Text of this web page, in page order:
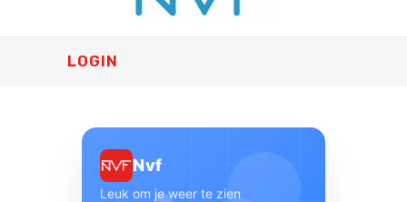
LOGIN
Nvf
Leuk om je weer te zien